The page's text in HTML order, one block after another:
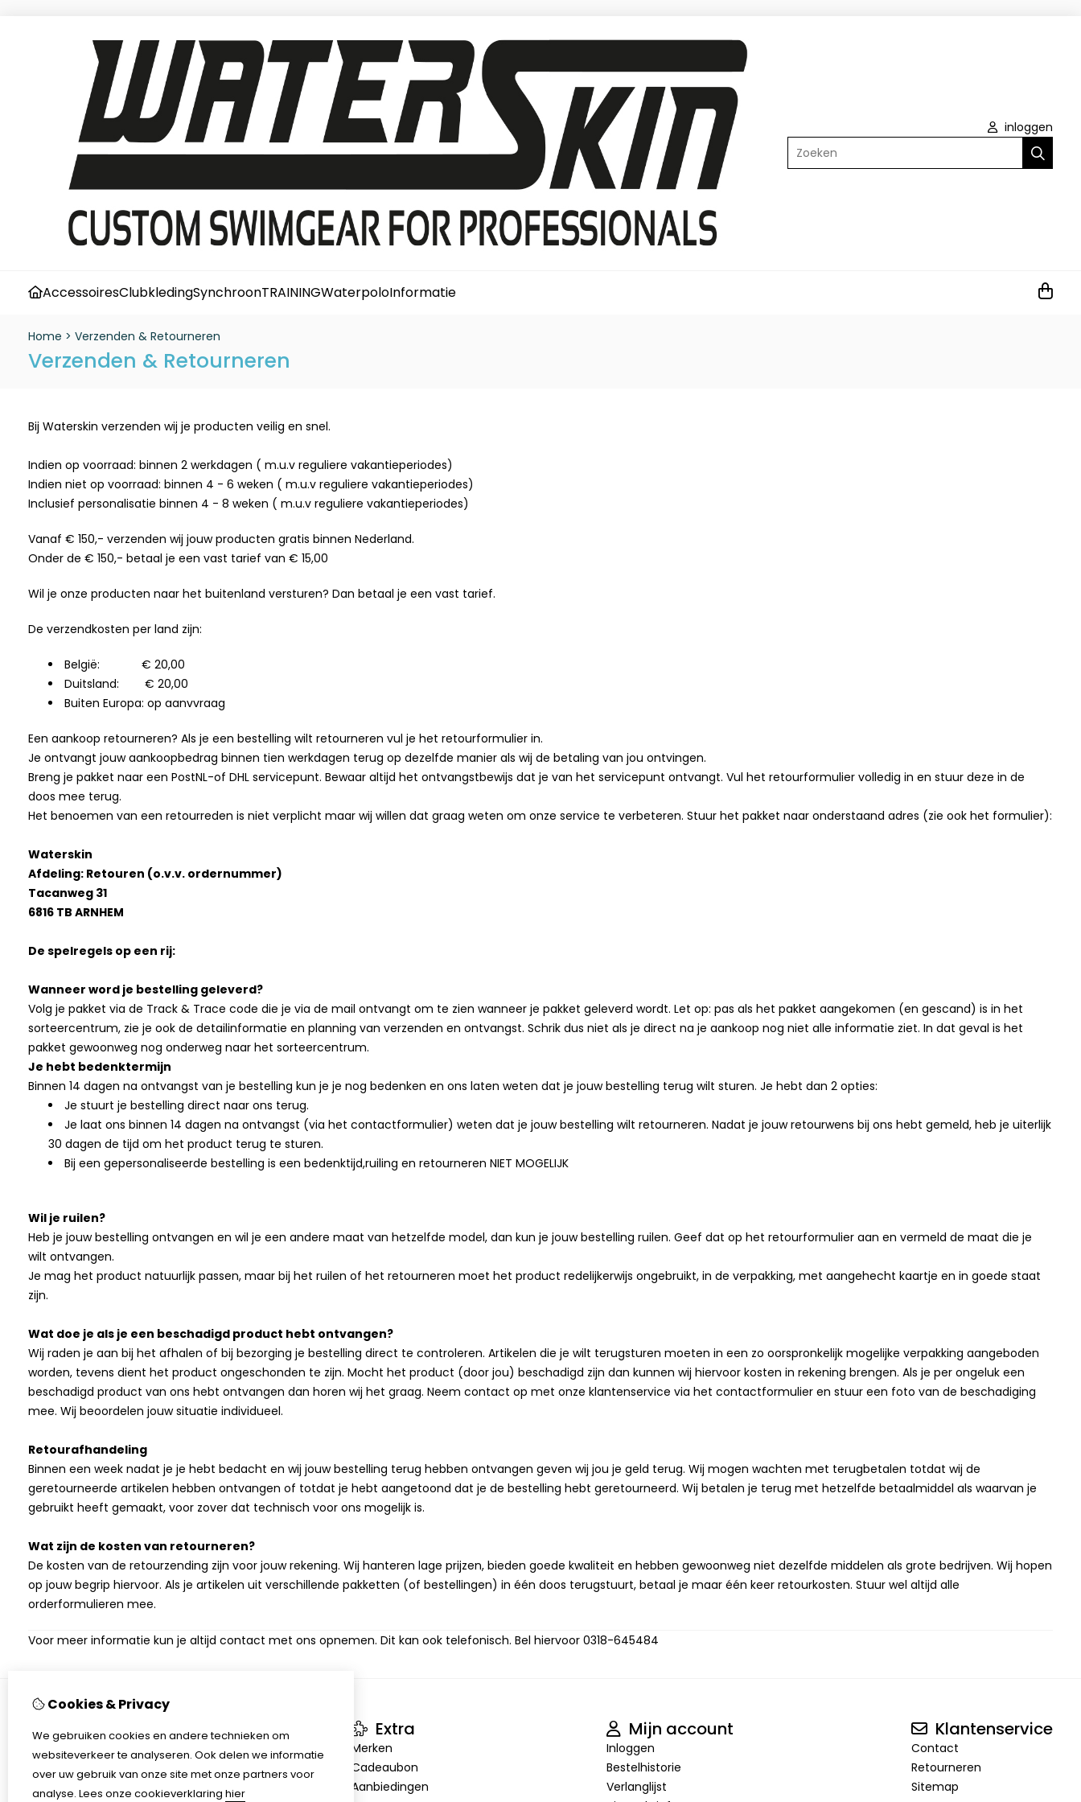
inloggen
Zoeken
AccessoiresClubkledingSynchroonTRAININGWaterpoloInformatie
Home > Verzenden & Retourneren
Verzenden & Retourneren
Bij Waterskin verzenden wij je producten veilig en snel.
Indien op voorraad: binnen 2 werkdagen ( m.u.v reguliere vakantieperiodes)
Indien niet op voorraad: binnen 4 - 6 weken ( m.u.v reguliere vakantieperiodes)
Inclusief personalisatie binnen 4 - 8 weken ( m.u.v reguliere vakantieperiodes)
Vanaf € 150,- verzenden wij jouw producten gratis binnen Nederland.
Onder de € 150,- betaal je een vast tarief van € 15,00
Wil je onze producten naar het buitenland versturen? Dan betaal je een vast tarief.
De verzendkosten per land zijn:
België: € 20,00
Duitsland: € 20,00
Buiten Europa: op aanvvraag
Een aankoop retourneren? Als je een bestelling wilt retourneren vul je het retourformulier in.
Je ontvangt jouw aankoopbedrag binnen tien werkdagen terug op dezelfde manier als wij de betaling van jou ontvingen.
Breng je pakket naar een PostNL-of DHL servicepunt. Bewaar altijd het ontvangstbewijs dat je van het servicepunt ontvangt. Vul het retourformulier volledig in en stuur deze in de
doos mee terug.
Het benoemen van een retourreden is niet verplicht maar wij willen dat graag weten om onze service te verbeteren. Stuur het pakket naar onderstaand adres (zie ook het formulier):
Waterskin
Afdeling: Retouren (o.v.v. ordernummer)
Tacanweg 31
6816 TB ARNHEM
De spelregels op een rij:
Wanneer word je bestelling geleverd?
Volg je pakket via de Track & Trace code die je via de mail ontvangt om te zien wanneer je pakket geleverd wordt. Let op: pas als het pakket aangekomen (en gescand) is in het
sorteercentrum, zie je ook de detailinformatie en planning van verzenden en ontvangst. Schrik dus niet als je direct na je aankoop nog niet alle informatie ziet. In dat geval is het
pakket gewoonweg nog onderweg naar het sorteercentrum.
Je hebt bedenktermijn
Binnen 14 dagen na ontvangst van je bestelling kun je je nog bedenken en ons laten weten dat je jouw bestelling terug wilt sturen. Je hebt dan 2 opties:
Je stuurt je bestelling direct naar ons terug.
Je laat ons binnen 14 dagen na ontvangst (via het contactformulier) weten dat je jouw bestelling wilt retourneren. Nadat je jouw retourwens bij ons hebt gemeld, heb je uiterlijk
30 dagen de tijd om het product terug te sturen.
Bij een gepersonaliseerde bestelling is een bedenktijd,ruiling en retourneren NIET MOGELIJK
Wil je ruilen?
Heb je jouw bestelling ontvangen en wil je een andere maat van hetzelfde model, dan kun je jouw bestelling ruilen. Geef dat op het retourformulier aan en vermeld de maat die je
wilt ontvangen.
Je mag het product natuurlijk passen, maar bij het ruilen of het retourneren moet het product redelijkerwijs ongebruikt, in de verpakking, met aangehecht kaartje en in goede staat
zijn.
Wat doe je als je een beschadigd product hebt ontvangen?
Wij raden je aan bij het afhalen of bij bezorging je bestelling direct te controleren. Artikelen die je wilt terugsturen moeten in een zo oorspronkelijk mogelijke verpakking aangeboden
worden, tevens dient het product ongeschonden te zijn. Mocht het product (door jou) beschadigd zijn dan kunnen wij hiervoor kosten in rekening brengen. Als je per ongeluk een
beschadigd product van ons hebt ontvangen dan horen wij het graag. Neem contact op met onze klantenservice via het contactformulier en stuur een foto van de beschadiging
mee. Wij beoordelen jouw situatie individueel.
Retourafhandeling
Binnen een week nadat je je hebt bedacht en wij jouw bestelling terug hebben ontvangen geven wij jou je geld terug. Wij mogen wachten met terugbetalen totdat wij de
geretourneerde artikelen hebben ontvangen of totdat je hebt aangetoond dat je de bestelling hebt geretourneerd. Wij betalen je terug met hetzelfde betaalmiddel als waarvan je
gebruikt heeft gemaakt, voor zover dat technisch voor ons mogelijk is.
Wat zijn de kosten van retourneren?
De kosten van de retourzending zijn voor jouw rekening. Wij hanteren lage prijzen, bieden goede kwaliteit en hebben gewoonweg niet dezelfde middelen als grote bedrijven. Wij hopen
op jouw begrip hiervoor. Als je artikelen uit verschillende pakketten (of bestellingen) in één doos terugstuurt, betaal je maar één keer retourkosten. Stuur wel altijd alle
orderformulieren mee.
Voor meer informatie kun je altijd contact met ons opnemen. Dit kan ook telefonisch. Bel hiervoor 0318-645484
Informatie
Over ons
Verzenden & Retourneren
Algemene voorwaarden
Extra
Merken
Cadeaubon
Aanbiedingen
Mijn account
Inloggen
Bestelhistorie
Verlanglijst
Klantenservice
Contact
Retourneren
Sitemap
Cookies & Privacy
We gebruiken cookies en andere technieken om
websiteverkeer te analyseren. Ook delen we informatie
over uw gebruik van onze site met onze partners voor
analyse. Lees onze cookieverklaring hier